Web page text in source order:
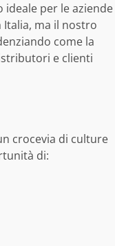
ideale per le aziende
Italia, ma il nostro
come la
e clienti
crocevia di culture
di: